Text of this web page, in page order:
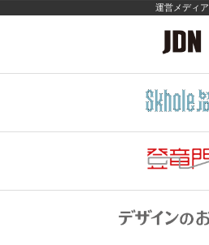
運営メディア